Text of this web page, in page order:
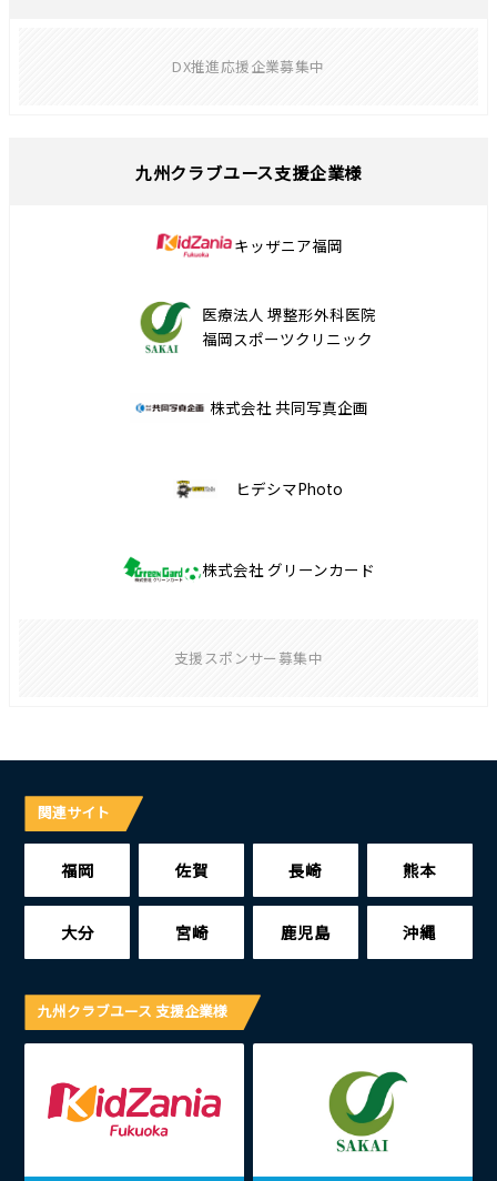
DX推進応援企業募集中
九州クラブユース支援企業様
キッザニア福岡
医療法人 堺整形外科医院
福岡スポーツクリニック
株式会社 共同写真企画
ヒデシマPhoto
株式会社 グリーンカード
支援スポンサー募集中
関連サイト
福岡 佐賀 長崎 熊本
大分 宮崎 鹿児島 沖縄
九州クラブユース 支援企業様